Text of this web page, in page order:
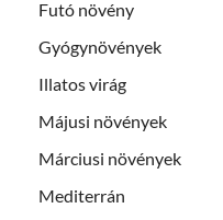
Futó növény
Gyógynövények
Illatos virág
Májusi növények
Márciusi növények
Mediterrán